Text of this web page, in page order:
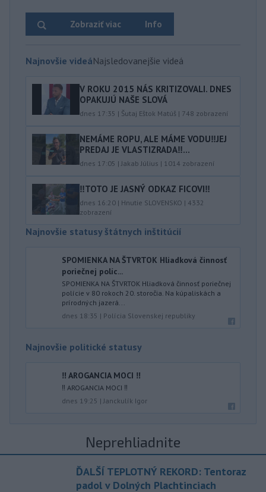
Info
Zobraziť viac
Najnovšie videáNajsledovanejšie videá
V ROKU 2015 NÁS KRITIZOVALI. DNES
OPAKUJÚ NAŠE SLOVÁ
dnes 17:35 | Šutaj Eštok Matúš | 748 zobrazení
NEMÁME ROPU, ALE MÁME VODU‼️JEJ
PREDAJ JE VLASTIZRADA‼️...
dnes 17:05 |Jakab Július | 1014 zobrazení
‼️TOTO JE JASNÝ ODKAZ FICOVI‼️
dnes 16:20 | Hnutie SLOVENSKO | 4332
zobrazení
Najnovšie statusy štátnych inštitúcií
SPOMIENKA NA ŠTVRTOK Hliadková činnosť
poriečnej políc...
SPOMIENKA NA ŠTVRTOK Hliadková činnosť poriečnej
polície v 80 rokoch 20. storočia. Na kúpaliskách a
prírodných jazerá...
dnes 18:35 | Polícia Slovenskej republiky
Najnovšie politické statusy
‼️ AROGANCIA MOCI ‼️
‼️ AROGANCIA MOCI ‼️
dnes 19:25 |Janckulík Igor
Neprehliadnite
ĎALŠÍ TEPLOTNÝ REKORD: Tentoraz
padol v Dolných Plachtinciach